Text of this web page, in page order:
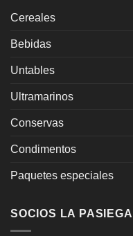
Cereales
Bebidas
Untables
Ultramarinos
Conservas
Condimentos
Paquetes especiales
SOCIOS LA PASIEGA